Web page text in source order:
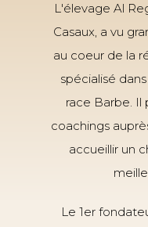
L'élevage Al
Casaux, a vu
au coeur de la
spécialisé
race Barbe.
coachings
accueillir un
Le 1er